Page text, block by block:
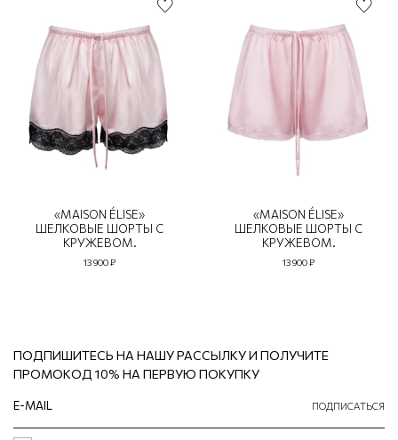
«MAISON ÉLISE»
ШЕЛКОВЫЕ ШОРТЫ С
КРУЖЕВОМ.
13 900 ₽
«MAISON ÉLISE»
ШЕЛКОВЫЕ ШОРТЫ С
КРУЖЕВОМ.
13 900 ₽
ПОДПИШИТЕСЬ НА НАШУ РАССЫЛКУ И ПОЛУЧИТЕ
ПРОМОКОД 10% НА ПЕРВУЮ ПОКУПКУ
ПОДПИСАТЬСЯ